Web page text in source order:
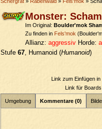
Monster:
Im Original: Boulder'mok
Zu finden in Fels'mok
Allianz: aggressiv Horde:
Stufe 67 , Humanoid (Humanoid)
Link zum Einfügen
Link für
Umgebung Kommentare (0)